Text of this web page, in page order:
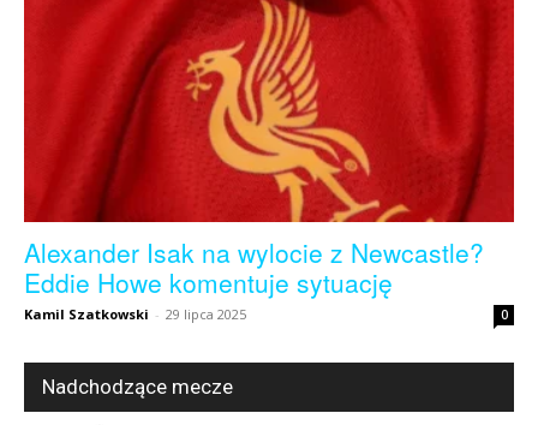
Alexander Isak na wylocie z Newcastle?
Eddie Howe komentuje sytuację
Kamil Szatkowski - 29 lipca 2025 0
Nadchodzące mecze